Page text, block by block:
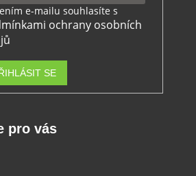
e-mailu souhlasíte s
ochrany osobních
SE
pro vás